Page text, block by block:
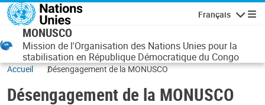
Aller au contenu principal
Français
MONUSCO
Mission de l'Organisation des Nations Unies pour la
stabilisation en République Démocratique du Congo
Accueil Désengagement de la MONUSCO
Désengagement de la MONUSCO